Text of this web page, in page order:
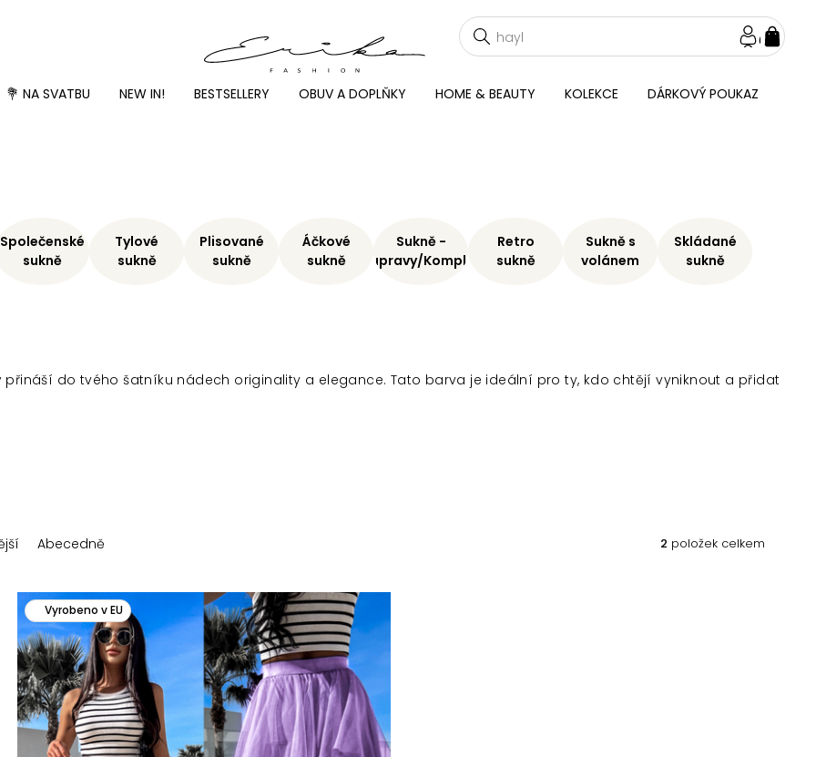
💐 NA SVATBU NEW IN! BESTSELLERY OBUV A DOPLŇKY HOME & BEAUTY KOLEKCE DÁRKOVÝ POUKAZ
přináší do tvého šatníku nádech originality a elegance. Tato barva je ideální pro ty, kdo chtějí vyniknout a přidat
Společenské
sukně
Tylové
sukně
Plisované
sukně
Áčkové
sukně
Sukně -
Soupravy/Komplety
Retro
sukně
Sukně s
volánem
Skládané
sukně
Abecedně 2 položek celkem
Vyrobeno v EU